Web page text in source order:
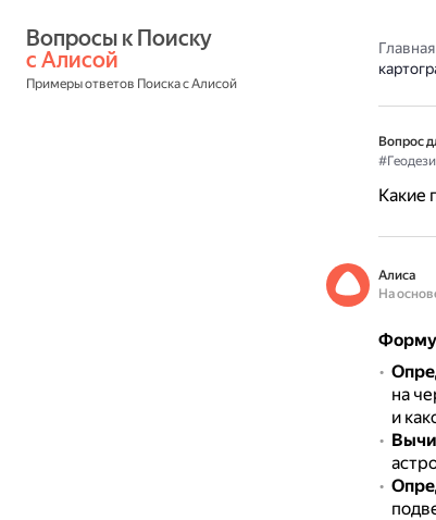
с Алисой
Примеры ответов Поиска с Алисой
Главная
Вопрос
Какие
Алиса
На
на
и